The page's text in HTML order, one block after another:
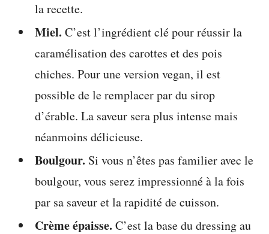
la recette.
Miel. C’est l’ingrédient clé pour réussir la
caramélisation des carottes et des pois
chiches. Pour une version vegan, il est
possible de le remplacer par du sirop
d’érable. La saveur sera plus intense mais
néanmoins délicieuse.
Boulgour. Si vous n’êtes pas familier avec le
boulgour, vous serez impressionné à la fois
par sa saveur et la rapidité de cuisson.
Crème épaisse. C’est la base du dressing au